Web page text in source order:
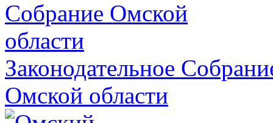
Законодательное
Омской области